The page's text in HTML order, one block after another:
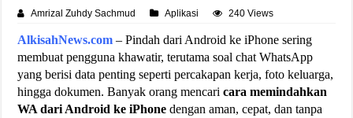
Amrizal Zuhdy Sachmud Aplikasi 240 Views
AlkisahNews.com – Pindah dari Android ke iPhone sering
membuat pengguna khawatir, terutama soal chat WhatsApp
yang berisi data penting seperti percakapan kerja, foto keluarga,
hingga dokumen. Banyak orang mencaricara memindahkan
WA dari Android ke iPhone dengan aman, cepat, dan tanpa